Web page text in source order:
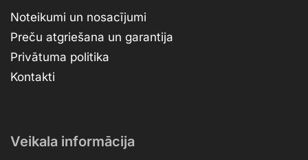
Noteikumi un nosacījumi
Preču atgriešana un garantija
Privātuma politika
Kontakti
Veikala informācija